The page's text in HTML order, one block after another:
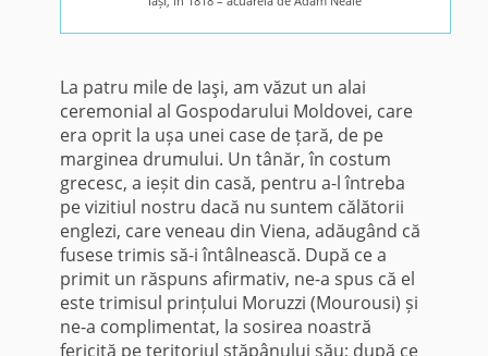
La patru mile de Iaşi, am văzut un alai
ceremonial al Gospodarului Moldovei, care
era oprit la ușa unei case de țară, de pe
marginea drumului. Un tânăr, în costum
grecesc, a ieșit din casă, pentru a-l întreba
pe vizitiul nostru dacă nu suntem călătorii
englezi, care veneau din Viena, adăugând că
fusese trimis să-i întâlnească. După ce a
primit un răspuns afirmativ, ne-a spus că el
este trimisul prințului Moruzzi (Mourousi) și
ne-a complimentat, la sosirea noastră
fericită pe teritoriul stăpânului său; după ce